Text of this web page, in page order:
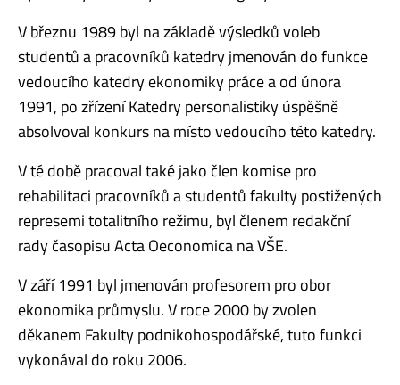
V březnu 1989 byl na základě výsledků voleb
studentů a pracovníků katedry jmenován do funkce
vedoucího katedry ekonomiky práce a od února
1991, po zřízení Katedry personalistiky úspěšně
absolvoval konkurs na místo vedoucího této katedry.
V té době pracoval také jako člen komise pro
rehabilitaci pracovníků a studentů fakulty postižených
represemi totalitního režimu, byl členem redakční
rady časopisu Acta Oeconomica na VŠE.
V září 1991 byl jmenován profesorem pro obor
ekonomika průmyslu. V roce 2000 by zvolen
děkanem Fakulty podnikohospodářské, tuto funkci
vykonával do roku 2006.